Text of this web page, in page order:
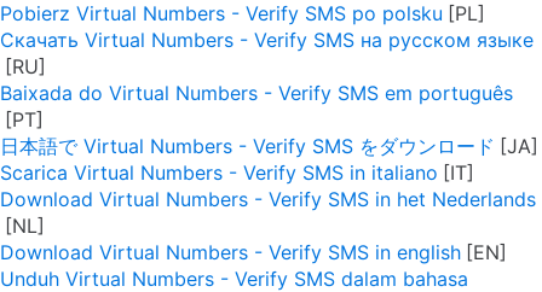
Pobierz Virtual Numbers - Verify SMS po polsku
Скачать Virtual Numbers - Verify SMS на русском языке
Baixada do Virtual Numbers - Verify SMS em português
日本語で Virtual Numbers - Verify SMS をダウンロード
Scarica Virtual Numbers - Verify SMS in italiano
Download Virtual Numbers - Verify SMS in het Nederlands
Download Virtual Numbers - Verify SMS in english
Unduh Virtual Numbers - Verify SMS dalam bahasa